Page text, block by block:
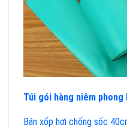
Túi gói hàng niêm phong
Bán xốp hơi chống sốc